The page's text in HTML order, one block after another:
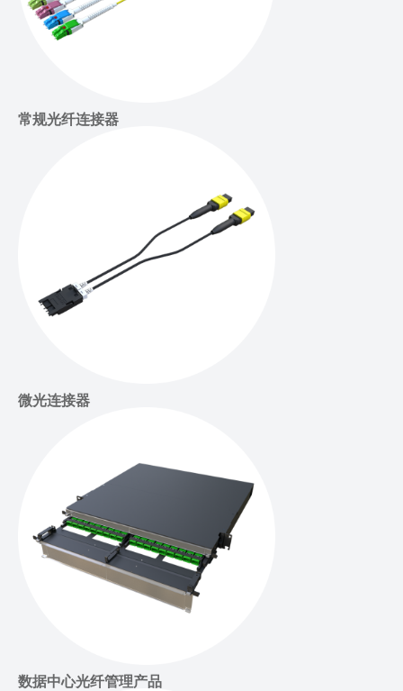
常规光纤连接器
微光连接器
数据中心光纤管理产品